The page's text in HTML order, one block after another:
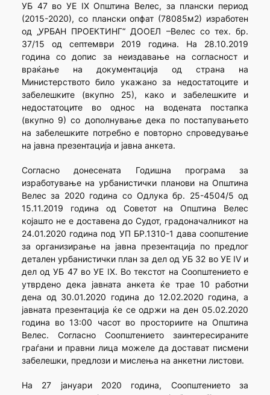
УБ 47 во УЕ IX Општина Велес, за плански период
(2015-2020), со плански опфат (78085м2) изработен
од „УРБАН ПРОЕКТИНГ“ ДООЕЛ –Велес со тех. бр.
37/15 од септември 2019 година. На 28.10.2019
година со допис за неиздавање на согласност и
враќање на документација од страна на
Министерството било укажано за недостатоците и
забелешките (вкупно 25), како и забелешките и
недостатоците во однос на водената постапка
(вкупно 9) со дополнување дека по постапувањето
на забелешките потребно е повторно спроведување
на јавна презентација и јавна анкета.
Согласно донесената Годишна програма за
изработување на урбанистички планови на Општина
Велес за 2020 година со Одлука бр. 25-4504/5 од
15.11.2019 година од Советот на Општина Велес
којашто не е доставена до Судот, градоначалникот на
24.01.2020 година под УП БР.1310-1 дава соопштение
за организирање на јавна презентација по предлог
детален урбанистички план за дел од УБ 32 во УЕ IV и
дел од УБ 47 во УЕ IX. Во текстот на Соопштението е
утврдено дека јавната анкета ќе трае 10 работни
дена од 30.01.2020 година до 12.02.2020 година, а
јавната презентација ќе се одржи на ден 05.02.2020
година во 13:00 часот во просториите на Општина
Велес. Согласно Соопштението заинтересираните
граѓани и правни лица можеле да достават писмени
забелешки, предлози и мислења на анкетни листови.
На 27 јануари 2020 година, Соопштението за